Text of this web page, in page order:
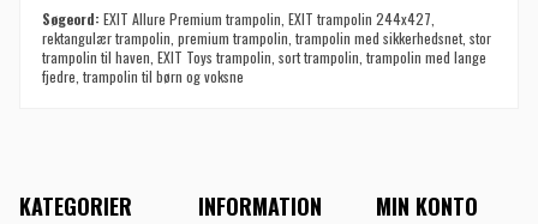
Søgeord: EXIT Allure Premium trampolin, EXIT trampolin 244x427,
rektangulær trampolin, premium trampolin, trampolin med sikkerhedsnet, stor
trampolin til haven, EXIT Toys trampolin, sort trampolin, trampolin med lange
fjedre, trampolin til børn og voksne
KATEGORIER INFORMATION MIN KONTO